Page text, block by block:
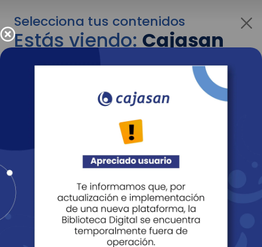
Selecciona tus contenidos
Estás viendo:Cajasan
corporativo
Para cambiar al contenido de tu interés más
adelante recuerda utilizar el menú
Entendido